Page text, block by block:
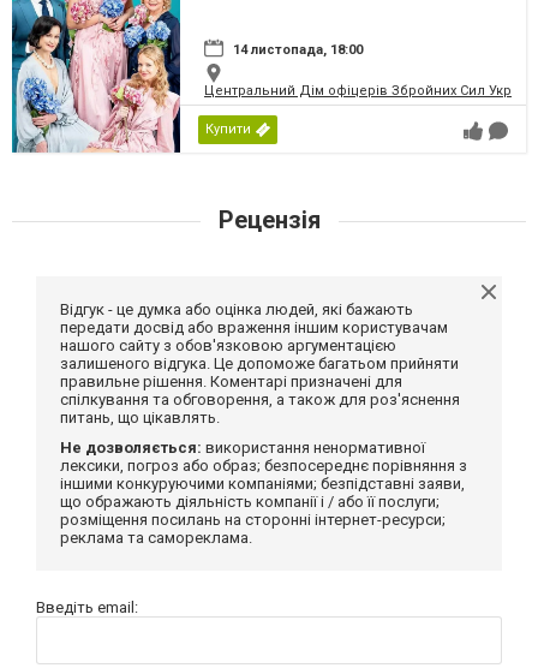
14 листопада, 18:00
Центральний Дім офіцерів Збройних Сил
Купити
Рецензія
Відгук - це думка або оцінка людей, які бажають
передати досвід або враження іншим користувачам
нашого сайту з обов'язковою аргументацією
залишеного відгука. Це допоможе багатьом прийняти
правильне рішення. Коментарі призначені для
спілкування та обговорення, а також для роз'яснення
питань, що цікавлять.
Не дозволяється: використання ненормативної
лексики, погроз або образ; безпосереднє порівняння з
іншими конкуруючими компаніями; безпідставні заяви,
що ображають діяльність компанії і / або її послуги;
розміщення посилань на сторонні інтернет-ресурси;
реклама та самореклама.
Введіть email: